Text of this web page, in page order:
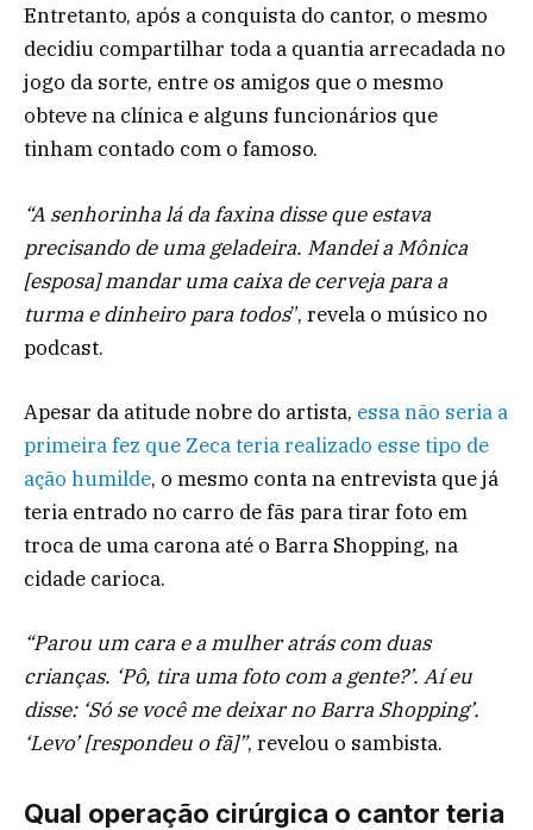
Entretanto, após a conquista do cantor, o mesmo
decidiu compartilhar toda a quantia arrecadada no
jogo da sorte, entre os amigos que o mesmo
obteve na clínica e alguns funcionários que
tinham contado com o famoso.
“A senhorinha lá da faxina disse que estava
precisando de uma geladeira. Mandei a Mônica
[esposa] mandar uma caixa de cerveja para a
turma e dinheiro para todos”, revela o músico no
podcast.
Apesar da atitude nobre do artista, essa não seria a
primeira fez que Zeca teria realizado esse tipo de
ação humilde, o mesmo conta na entrevista que já
teria entrado no carro de fãs para tirar foto em
troca de uma carona até o Barra Shopping, na
cidade carioca.
“Parou um cara e a mulher atrás com duas
crianças. ‘Pô, tira uma foto com a gente?’. Aí eu
disse: ‘Só se você me deixar no Barra Shopping’.
‘Levo’ [respondeu o fã]”, revelou o sambista.
Qual operação cirúrgica o cantor teria